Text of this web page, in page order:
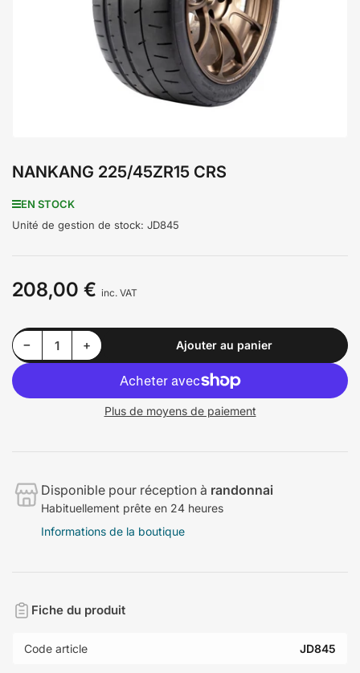
en
modal
NANKANG 225/45ZR15 CRS
EN STOCK
Unité de gestion de stock: JD845
Prix
208,00 € inc. VAT
−Diminuer la quantité pour NANKANG 225/45ZR15 CRS
Quantité +Augmenter la quantité pour NANKANG 225/45ZR15 CRS Ajouter au panier
Plus de moyens de paiement
Disponible pour réception à randonnai
Habituellement prête en 24 heures
Informations de la boutique
Fiche du produit
Code article JD845